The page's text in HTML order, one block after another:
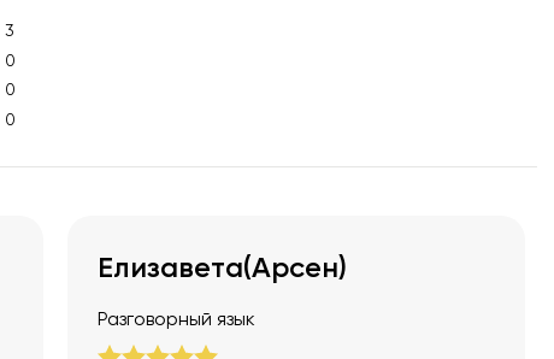
3
0
0
0
Елизавета(Арсен)
Разговорный язык